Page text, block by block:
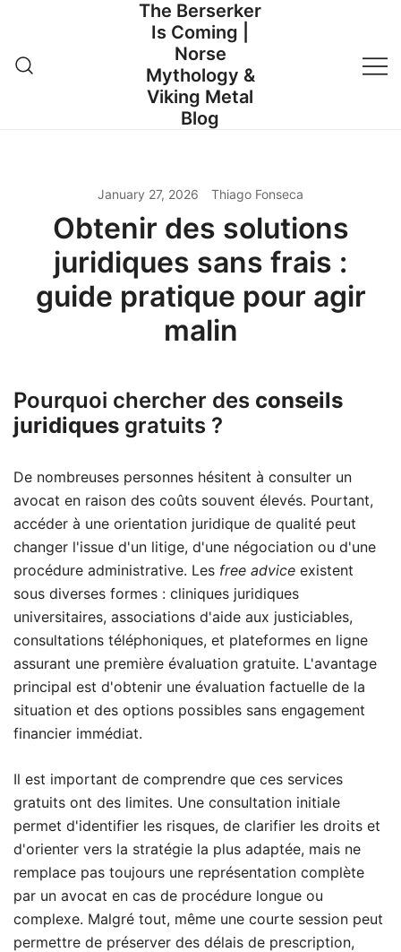
content
The Berserker
Is Coming |
Norse
Mythology &
Viking Metal
Blog
January 27, 2026 Thiago Fonseca
Obtenir des solutions
juridiques sans frais :
guide pratique pour agir
malin
Pourquoi chercher des conseils
juridiques gratuits ?
De nombreuses personnes hésitent à consulter un
avocat en raison des coûts souvent élevés. Pourtant,
accéder à une orientation juridique de qualité peut
changer l'issue d'un litige, d'une négociation ou d'une
procédure administrative. Les free advice existent
sous diverses formes : cliniques juridiques
universitaires, associations d'aide aux justiciables,
consultations téléphoniques, et plateformes en ligne
assurant une première évaluation gratuite. L'avantage
principal est d'obtenir une évaluation factuelle de la
situation et des options possibles sans engagement
financier immédiat.
Il est important de comprendre que ces services
gratuits ont des limites. Une consultation initiale
permet d'identifier les risques, de clarifier les droits et
d'orienter vers la stratégie la plus adaptée, mais ne
remplace pas toujours une représentation complète
par un avocat en cas de procédure longue ou
complexe. Malgré tout, même une courte session peut
permettre de préserver des délais de prescription,